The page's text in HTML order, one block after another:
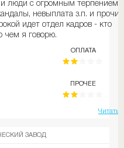
люди с огромным терпением.
невыплата з.п. и прочий
идет отдел кадров - кто
чем я говорю.
К сожалению с предприятия
уже в прошлом. Довольно чисто
ОПЛАТА
ПРОЧЕЕ
Читать
ЗАВОД